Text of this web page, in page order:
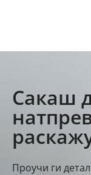
Сакаш
Проучи ги